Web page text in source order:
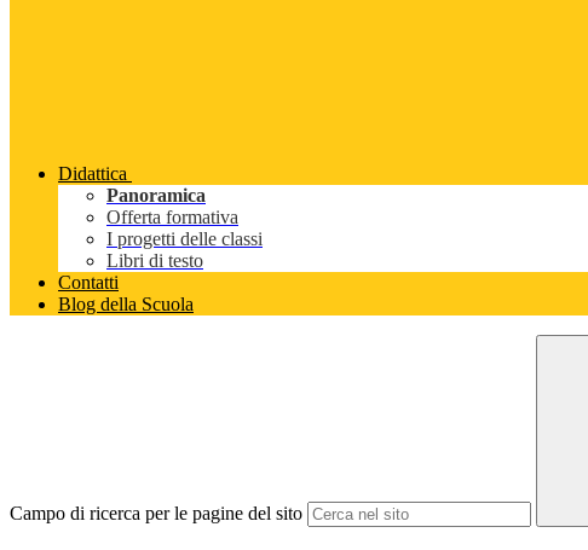
Didattica
Panoramica
Offerta formativa
I progetti delle classi
Libri di testo
Contatti
Blog della Scuola
Campo di ricerca per le pagine del sito